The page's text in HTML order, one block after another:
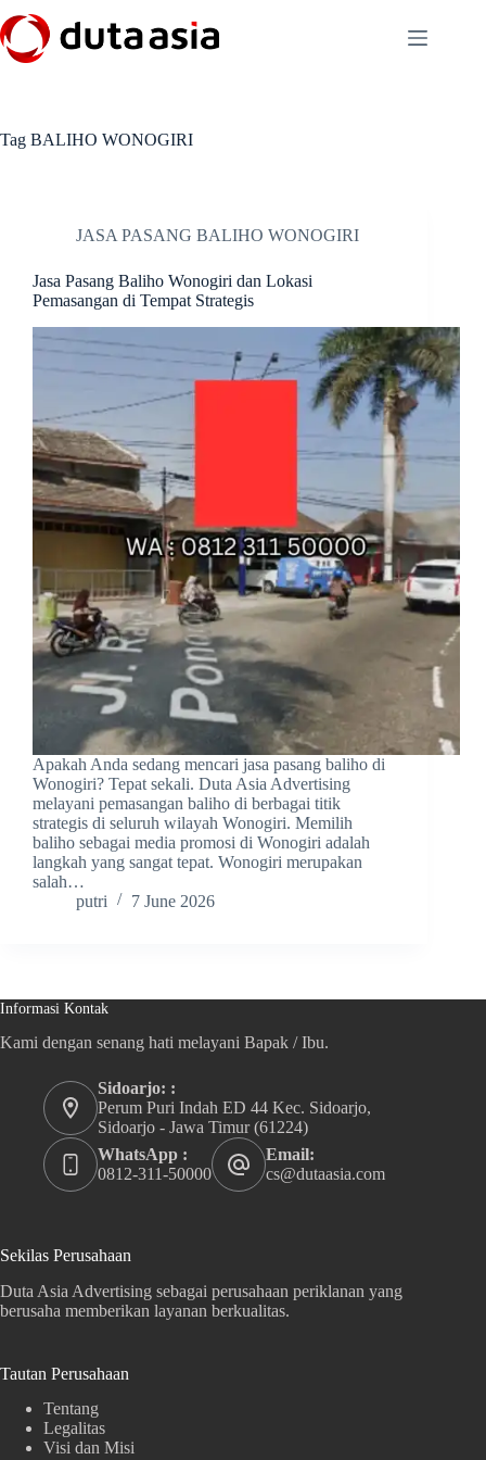
to
content
Tag BALIHO WONOGIRI
JASA PASANG BALIHO WONOGIRI
Jasa Pasang Baliho Wonogiri dan Lokasi
Pemasangan di Tempat Strategis
Apakah Anda sedang mencari jasa pasang baliho di
Wonogiri? Tepat sekali. Duta Asia Advertising
melayani pemasangan baliho di berbagai titik
strategis di seluruh wilayah Wonogiri. Memilih
baliho sebagai media promosi di Wonogiri adalah
langkah yang sangat tepat. Wonogiri merupakan
salah…
putri
7 June 2026
Informasi Kontak
Kami dengan senang hati melayani Bapak / Ibu.
Sidoarjo: :
Perum Puri Indah ED 44 Kec. Sidoarjo,
Sidoarjo - Jawa Timur (61224)
WhatsApp :
0812-311-50000
Email:
cs@dutaasia.com
Sekilas Perusahaan
Duta Asia Advertising sebagai perusahaan periklanan yang
berusaha memberikan layanan berkualitas.
Tautan Perusahaan
Tentang
Legalitas
Visi dan Misi